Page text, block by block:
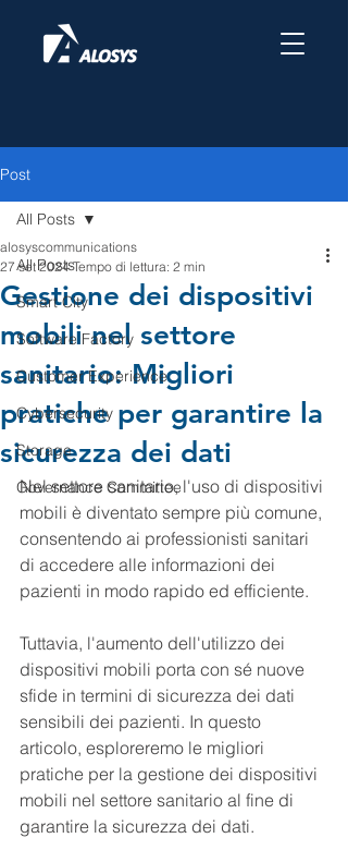
Post
All Posts
Smart City
Software Factory
Customer Experience
Cybersecurity
Storage
Governance Committee
All Posts
Gestione dei dispositivi
mobili nel settore
sanitario: Migliori
pratiche per garantire la
sicurezza dei dati
alosyscommunications
27 set 2024 Tempo di lettura: 2 min
Nel settore sanitario, l'uso di dispositivi
mobili è diventato sempre più comune,
consentendo ai professionisti sanitari
di accedere alle informazioni dei
pazienti in modo rapido ed efficiente.
Tuttavia, l'aumento dell'utilizzo dei
dispositivi mobili porta con sé nuove
sfide in termini di sicurezza dei dati
sensibili dei pazienti. In questo
articolo, esploreremo le migliori
pratiche per la gestione dei dispositivi
mobili nel settore sanitario al fine di
garantire la sicurezza dei dati.